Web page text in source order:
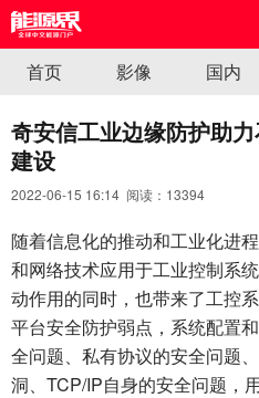
首页 影像 国内
奇安信工业边缘防护助
建设
2022-06-15 16:14 阅读： 13394
随着信息化的推动和工业化进
和网络技术应用于工业控制系
动作用的同时，也带来了工控
平台安全防护弱点，系统配置
全问题、私有协议的安全问题
洞、TCP/IP自身的安全问题，